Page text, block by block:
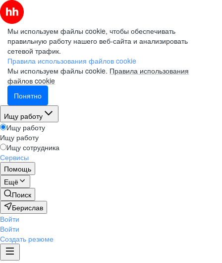
Мы используем файлы cookie, чтобы обеспечивать
правильную работу нашего веб-сайта и анализировать
сетевой трафик.
Правила использования файлов cookie
Мы используем файлы cookie. Правила использования
файлов cookie
Понятно
Ищу работу
Ищу работу
Ищу работу
Ищу сотрудника
Сервисы
Помощь
Ещё
Поиск
Берислав
Войти
Войти
Создать резюме